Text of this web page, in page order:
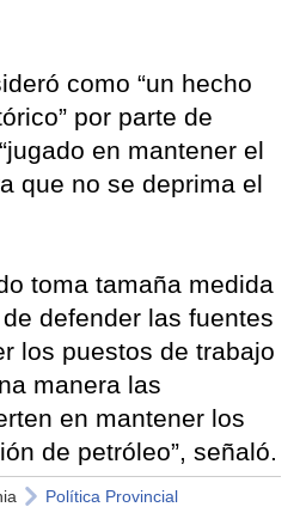
como “un hecho
por parte de
en mantener el
que no se deprima el
toma tamaña medida
defender las fuentes
los puestos de trabajo
manera las
en mantener los
de petróleo”, señaló.
Política Provincial